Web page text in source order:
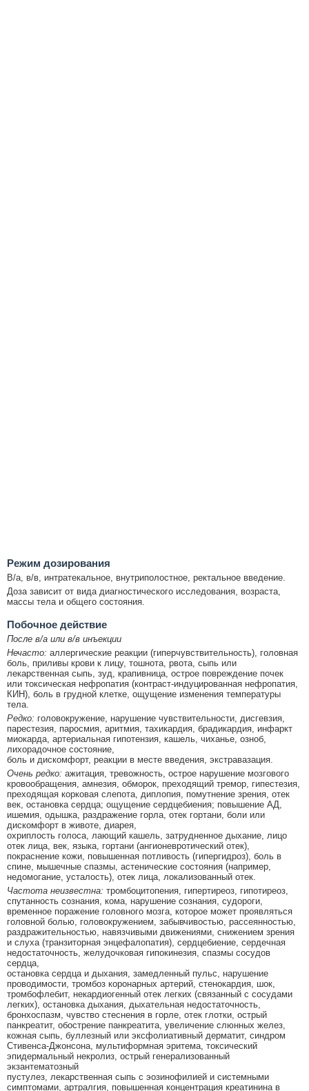
Режим дозирования
В/а, в/в, интратекальное, внутриполостное, ректальное введение.
Доза зависит от вида диагностического исследования, возраста,
массы тела и общего состояния.
Побочное действие
После в/а или в/в инъекции
Нечасто: аллергические реакции (гиперчувствительность), головная
боль, приливы крови к лицу, тошнота, рвота, сыпь или
лекарственная сыпь, зуд, крапивница, острое повреждение почек
или токсическая нефропатия (контраст-индуцированная нефропатия,
КИН), боль в грудной клетке, ощущение изменения температуры
тела.
Редко: головокружение, нарушение чувствительности, дисгевзия,
парестезия, паросмия, аритмия, тахикардия, брадикардия, инфаркт
миокарда, артериальная гипотензия, кашель, чиханье, озноб,
лихорадочное состояние,
боль и дискомфорт, реакции в месте введения, экстравазация.
Очень редко: ажитация, тревожность, острое нарушение мозгового
кровообращения, амнезия, обморок, преходящий тремор, гипестезия,
преходящая корковая слепота, диплопия, помутнение зрения, отек
век, остановка сердца; ощущение сердцебиения; повышение АД,
ишемия, одышка, раздражение горла, отек гортани, боли или
дискомфорт в животе, диарея,
охриплость голоса, лающий кашель, затрудненное дыхание, лицо
отек лица, век, языка, гортани (ангионевротический отек),
покраснение кожи, повышенная потливость (гипергидроз), боль в
спине, мышечные спазмы, астенические состояния (например,
недомогание, усталость), отек лица, локализованный отек.
Частота неизвестна: тромбоцитопения, гипертиреоз, гипотиреоз,
спутанность сознания, кома, нарушение сознания, судороги,
временное поражение головного мозга, которое может проявляться
головной болью, головокружением, забывчивостью, рассеянностью,
раздражительностью, навязчивыми движениями, снижением зрения
и слуха (транзиторная энцефалопатия), сердцебиение, сердечная
недостаточность, желудочковая гипокинезия, спазмы сосудов
сердца,
остановка сердца и дыхания, замедленный пульс, нарушение
проводимости, тромбоз коронарных артерий, стенокардия, шок,
тромбофлебит, некардиогенный отек легких (связанный с сосудами
легких), остановка дыхания, дыхательная недостаточность,
бронхоспазм, чувство стеснения в горле, отек глотки, острый
панкреатит, обострение панкреатита, увеличение слюнных желез,
кожная сыпь, буллезный или эксфолиативный дерматит, синдром
Стивенса-Джонсона, мультиформная эритема, токсический
эпидермальный некролиз, острый генерализованный
экзантематозный
пустулез, лекарственная сыпь с эозинофилией и системными
симптомами, артралгия, повышенная концентрация креатинина в